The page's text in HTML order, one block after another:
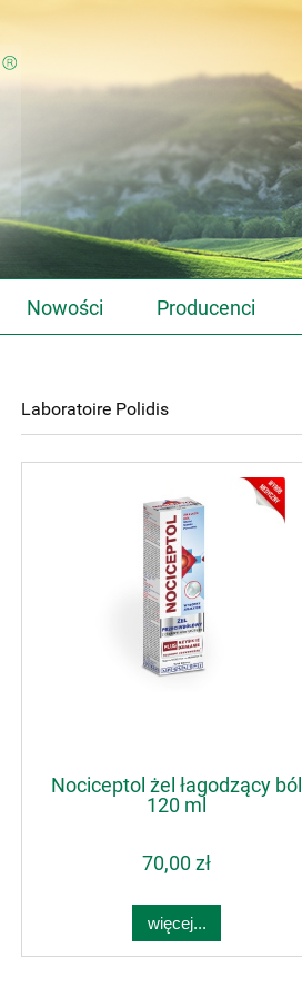
Nowości Producenci
Laboratoire Polidis
Nociceptol żel łagodzący ból
120 ml
70,00 zł
więcej...